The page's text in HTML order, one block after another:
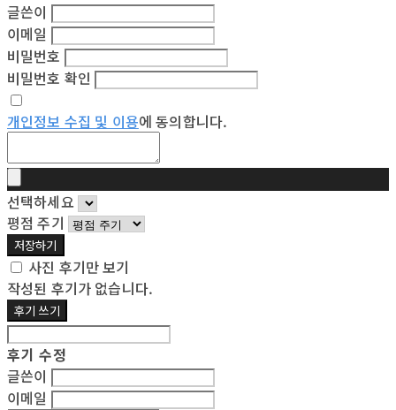
글쓴이
이메일
비밀번호
비밀번호 확인
개인정보 수집 및 이용에 동의합니다.
선택하세요
평점 주기
저장하기
사진 후기만 보기
작성된 후기가 없습니다.
후기 쓰기
후기 수정
글쓴이
이메일